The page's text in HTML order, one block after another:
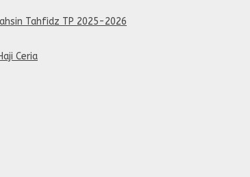
Tahfidz TP 2025-2026
Ceria